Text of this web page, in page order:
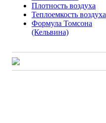
Плотность воздуха
Теплоемкость воздуха
Формула Томсона
(Кельвина)